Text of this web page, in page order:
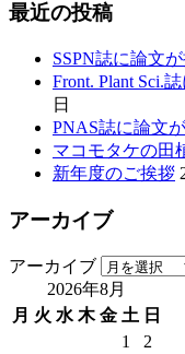
最近の投稿
SSPN誌に論文
Front. Plant Sci.
日
PNAS誌に論文
マコモタケの田
新年度のご挨拶
アーカイブ
アーカイブ
2026年8月
月 火 水 木 金 土 日
1
2